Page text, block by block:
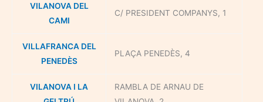
VILANOVA DEL
CAMI
C/ PRESIDENT COMPANYS, 1
VILLAFRANCA DEL
PENEDÈS
PLAÇA PENEDÈS, 4
VILANOVA I LA
RAMBLA DE ARNAU DE